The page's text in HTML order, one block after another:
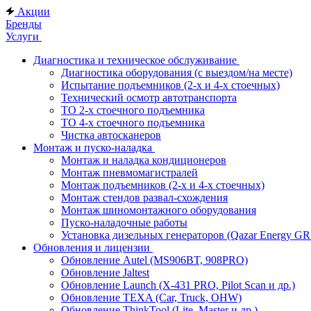
Акции
Бренды
Услуги
Диагностика и техническое обслуживание
Диагностика оборудования (с выездом/на месте)
Испытание подъемников (2-х и 4-х стоечных)
Технический осмотр автотранспорта
ТО 2-х стоечного подъемника
ТО 4-х стоечного подъемника
Чистка автосканеров
Монтаж и пуско-наладка
Монтаж и наладка кондиционеров
Монтаж пневмомагистралей
Монтаж подъемников (2-х и 4-х стоечных)
Монтаж стендов развал-схождения
Монтаж шиномонтажного оборудования
Пуско-наладочные работы
Установка дизельных генераторов (Qazar Energy
Обновления и лицензии
Обновление Autel (MS906BT, 908PRO)
Обновление Jaltest
Обновление Launch (X-431 PRO, Pilot Scan и др.)
Обновление TEXA (Car, Truck, OHW)